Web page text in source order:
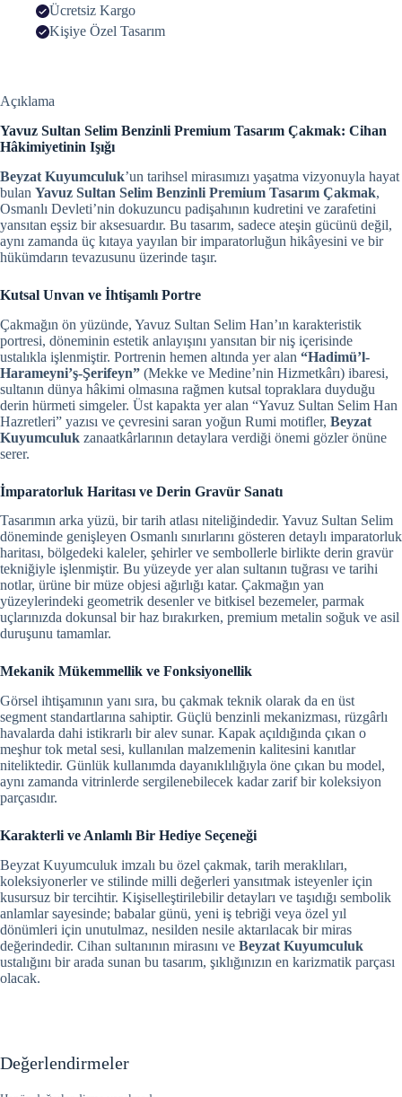
Ücretsiz Kargo
Kişiye Özel Tasarım
Açıklama
Yavuz Sultan Selim Benzinli Premium Tasarım Çakmak: Cihan
Hâkimiyetinin Işığı
Beyzat Kuyumculuk’un tarihsel mirasımızı yaşatma vizyonuyla hayat
bulan Yavuz Sultan Selim Benzinli Premium Tasarım Çakmak,
Osmanlı Devleti’nin dokuzuncu padişahının kudretini ve zarafetini
yansıtan eşsiz bir aksesuardır. Bu tasarım, sadece ateşin gücünü değil,
aynı zamanda üç kıtaya yayılan bir imparatorluğun hikâyesini ve bir
hükümdarın tevazusunu üzerinde taşır.
Kutsal Unvan ve İhtişamlı Portre
Çakmağın ön yüzünde, Yavuz Sultan Selim Han’ın karakteristik
portresi, döneminin estetik anlayışını yansıtan bir niş içerisinde
ustalıkla işlenmiştir. Portrenin hemen altında yer alan “Hadimü’l-
Harameyni’ş-Şerifeyn” (Mekke ve Medine’nin Hizmetkârı) ibaresi,
sultanın dünya hâkimi olmasına rağmen kutsal topraklara duyduğu
derin hürmeti simgeler. Üst kapakta yer alan “Yavuz Sultan Selim Han
Hazretleri” yazısı ve çevresini saran yoğun Rumi motifler, Beyzat
Kuyumculuk zanaatkârlarının detaylara verdiği önemi gözler önüne
serer.
İmparatorluk Haritası ve Derin Gravür Sanatı
Tasarımın arka yüzü, bir tarih atlası niteliğindedir. Yavuz Sultan Selim
döneminde genişleyen Osmanlı sınırlarını gösteren detaylı imparatorluk
haritası, bölgedeki kaleler, şehirler ve sembollerle birlikte derin gravür
tekniğiyle işlenmiştir. Bu yüzeyde yer alan sultanın tuğrası ve tarihi
notlar, ürüne bir müze objesi ağırlığı katar. Çakmağın yan
yüzeylerindeki geometrik desenler ve bitkisel bezemeler, parmak
uçlarınızda dokunsal bir haz bırakırken, premium metalin soğuk ve asil
duruşunu tamamlar.
Mekanik Mükemmellik ve Fonksiyonellik
Görsel ihtişamının yanı sıra, bu çakmak teknik olarak da en üst
segment standartlarına sahiptir. Güçlü benzinli mekanizması, rüzgârlı
havalarda dahi istikrarlı bir alev sunar. Kapak açıldığında çıkan o
meşhur tok metal sesi, kullanılan malzemenin kalitesini kanıtlar
niteliktedir. Günlük kullanımda dayanıklılığıyla öne çıkan bu model,
aynı zamanda vitrinlerde sergilenebilecek kadar zarif bir koleksiyon
parçasıdır.
Karakterli ve Anlamlı Bir Hediye Seçeneği
Beyzat Kuyumculuk imzalı bu özel çakmak, tarih meraklıları,
koleksiyonerler ve stilinde milli değerleri yansıtmak isteyenler için
kusursuz bir tercihtir. Kişiselleştirilebilir detayları ve taşıdığı sembolik
anlamlar sayesinde; babalar günü, yeni iş tebriği veya özel yıl
dönümleri için unutulmaz, nesilden nesile aktarılacak bir miras
değerindedir. Cihan sultanının mirasını ve Beyzat Kuyumculuk
ustalığını bir arada sunan bu tasarım, şıklığınızın en karizmatik parçası
olacak.
Değerlendirmeler